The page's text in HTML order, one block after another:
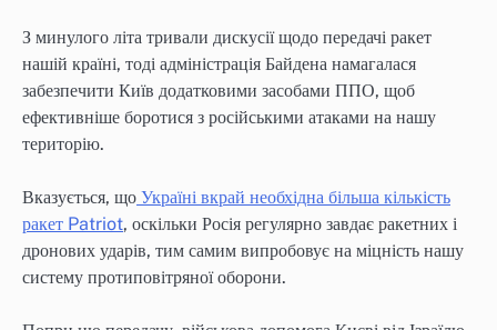
З минулого літа тривали дискусії щодо передачі ракет
нашій країні, тоді адміністрація Байдена намагалася
забезпечити Київ додатковими засобами ППО, щоб
ефективніше боротися з російськими атаками на нашу
територію.
Вказується, що Україні вкрай необхідна більша кількість
ракет Patriot, оскільки Росія регулярно завдає ракетних і
дронових ударів, тим самим випробовує на міцність нашу
систему протиповітряної оборони.